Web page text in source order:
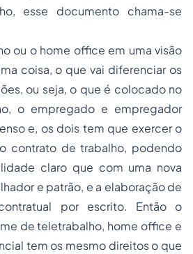
esse documento chama-se
ou o home office em uma visão
coisa, o que vai diferenciar os
ou seja, o que é colocado no
o empregado e empregador
e, os dois tem que exercer o
contrato de trabalho, podendo
claro que com uma nova
e patrão, e a elaboração de
por escrito. Então o
de teletrabalho, home office e
tem os mesmo direitos o que